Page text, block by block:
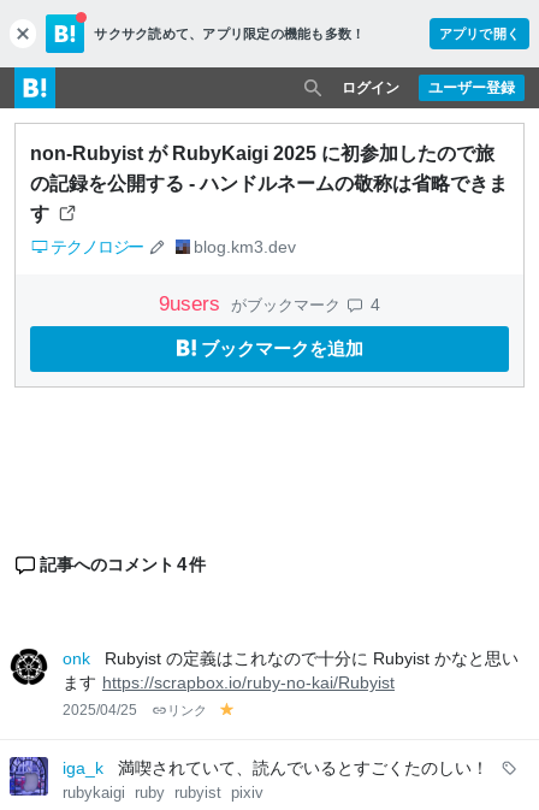
c
l
o
s
e
サクサク読めて、 アプリ限定の機能も多数！ アプリで開く
ユーザー登録
ログイン
non-Rubyist が RubyKaigi 2025 に初参加したので旅
の記録を公開する - ハンドルネームの敬称は省略できま
す
テクノロジー blog.km3.dev
9users がブックマーク 4
ブックマークを追加
記事へのコメント 4件
onk
Rubyist の定義はこれなので十分に Rubyist かなと思い
ます https://scrapbox.io/ruby-no-kai/Rubyist
2025/04/25 リンク
lo
w
iga_k 満喫されていて、読んでいるとすごくたのしい！
rubykaigi ruby rubyist pixiv